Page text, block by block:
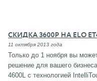
СКИДКА 3600Р НА ELO
11 октября 2013 года
Только до 1 ноября вы
решение для вашего
4600L с технологией